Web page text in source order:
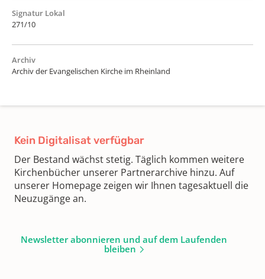
Signatur Lokal
271/10
Archiv
Archiv der Evangelischen Kirche im Rheinland
Kein Digitalisat verfügbar
Der Bestand wächst stetig. Täglich kommen weitere
Kirchenbücher unserer Partnerarchive hinzu. Auf
unserer Homepage zeigen wir Ihnen tagesaktuell die
Neuzugänge an.
Newsletter abonnieren und auf dem Laufenden
bleiben